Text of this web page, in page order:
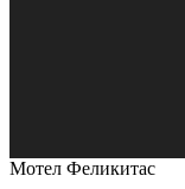
Мотел Феликитас